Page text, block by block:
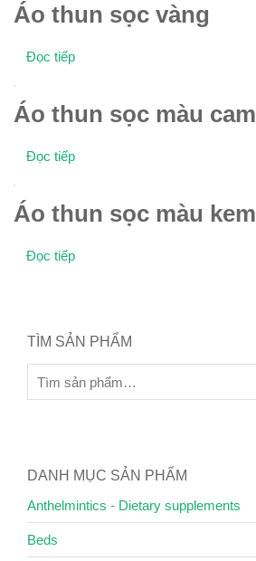
Áo thun sọc vàng
Đọc tiếp
Áo thun sọc màu cam
Đọc tiếp
Áo thun sọc màu kem
Đọc tiếp
TÌM SẢN PHẨM
DANH MỤC SẢN PHẨM
Anthelmintics - Dietary supplements
Beds